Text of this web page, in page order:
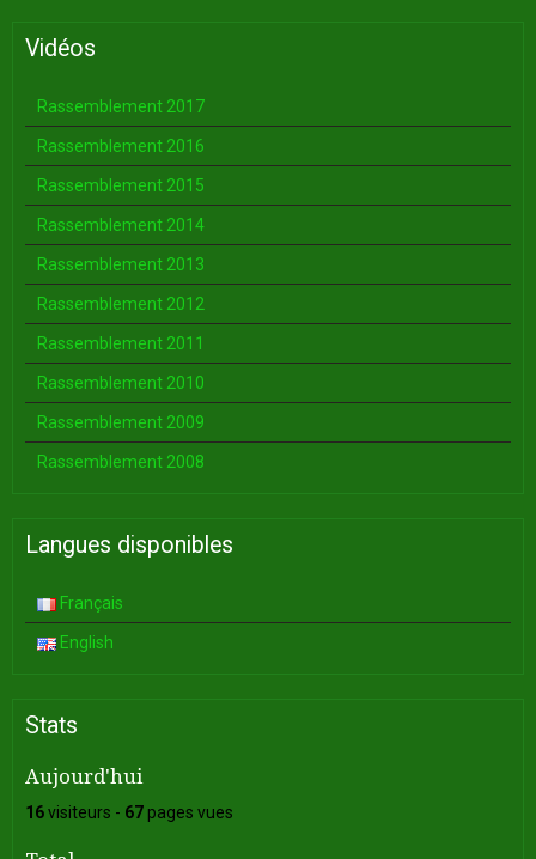
Vidéos
Rassemblement 2017
Rassemblement 2016
Rassemblement 2015
Rassemblement 2014
Rassemblement 2013
Rassemblement 2012
Rassemblement 2011
Rassemblement 2010
Rassemblement 2009
Rassemblement 2008
Langues disponibles
Français
English
Stats
Aujourd'hui
16visiteurs - 67pages vues